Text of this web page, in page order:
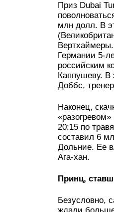
Приз Dubai
млн долл. В
Германии 5-
российским
Каппушеву. В
Доббс,
Наконец,
20:15 по
составил 6
Дольние. Ее
Ага-хан.
Принц,
Безусловно,